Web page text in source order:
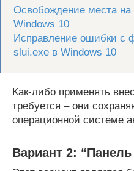
Освобождение места на
Windows 10
Исправление ошибки с
slui.exe в Windows 10
Как-либо применять
требуется – они
операционной системе
Вариант 2: